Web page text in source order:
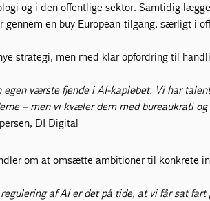
og i den offentlige sektor. Samtidig
gennem en buy European-tilgang, særligt i
strategi, men med klar opfordring til
egen værste fjende i AI-kapløbet. Vi har
– men vi kvæler dem med bureaukrati og
DI Digital
om at omsætte ambitioner til konkrete
af AI er det på tide, at vi får sat fart